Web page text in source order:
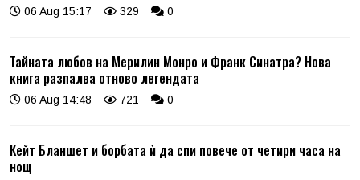
06 Aug 15:17 329 0
Тайната любов на Мерилин Монро и Франк Синатра? Нова
книга разпалва отново легендата
06 Aug 14:48 721 0
Кейт Бланшет и борбата ѝ да спи повече от четири часа на
нощ